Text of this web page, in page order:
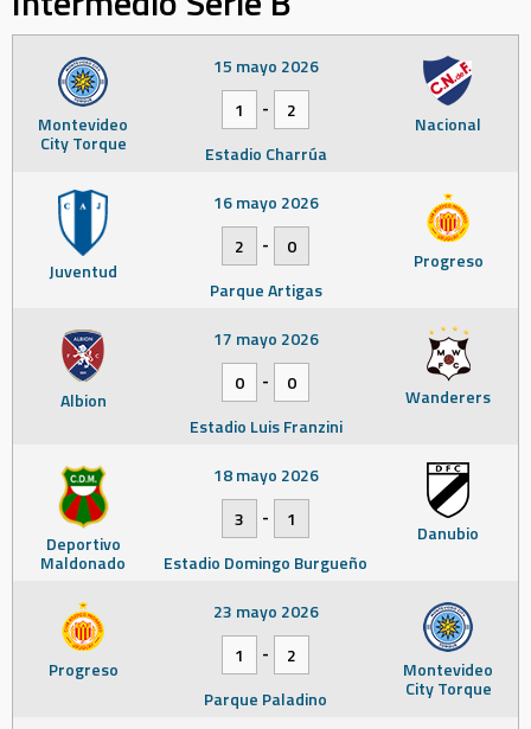
Montevideo
City Torque
Nacional
15 mayo 2026
1
-
2
Estadio Charrúa
Juventud Progreso
16 mayo 2026
2
-
0
Parque Artigas
Albion Wanderers
17 mayo 2026
0
-
0
Estadio Luis Franzini
Deportivo
Maldonado
Danubio
18 mayo 2026
3
-
1
Estadio Domingo Burgueño
Progreso Montevideo
City Torque
23 mayo 2026
1
-
2
Parque Paladino